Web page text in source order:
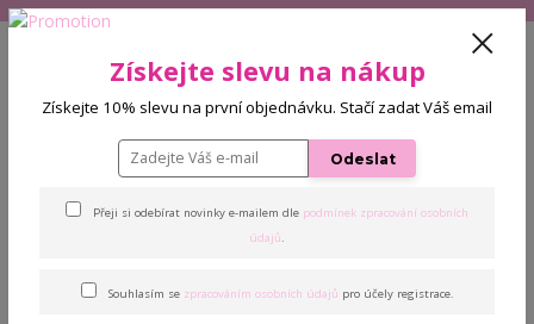
0 Kč
Umělé řasy Easy Fan 0,07 D 12 mm
Získejte slevu na nákup
Získejte 10% slevu na první objednávku. Stačí zadat Váš email
Odeslat
Přeji si odebírat novinky e-mailem dle podmínek zpracování osobních
údajů.
Souhlasím se zpracováním osobních údajů pro účely registrace.